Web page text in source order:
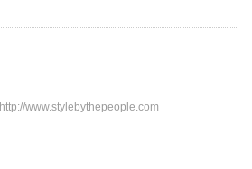
http://www.stylebythepeople.com